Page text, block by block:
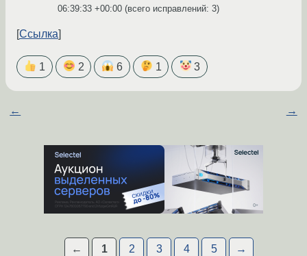
06:39:33 +00:00 (всего исправлений: 3)
Ссылка
1 2 6 1 3
← →
← 1 2 3 4 5 →